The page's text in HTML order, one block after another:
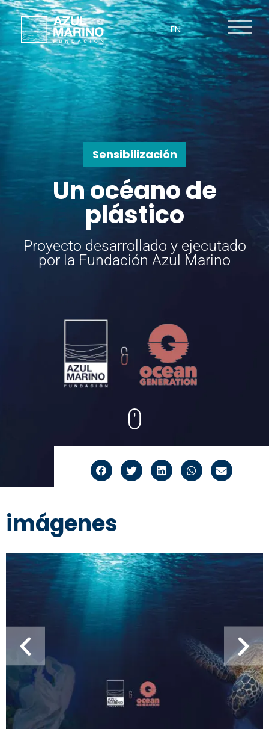
ES EN
Sensibilización
Un océano de
plástico
Proyecto desarrollado y ejecutado
por la Fundación Azul Marino
imágenes